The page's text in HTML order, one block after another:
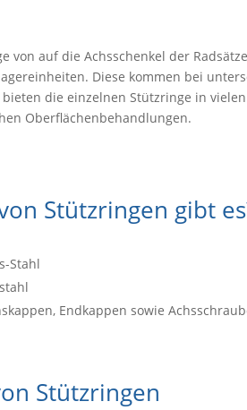
von auf die Achsschenkel der
Diese kommen bei
bieten die einzelnen Stützringe in vielen
Oberflächenbehandlungen.
Stützringen gibt
Stahl
Endkappen sowie
Stützringen